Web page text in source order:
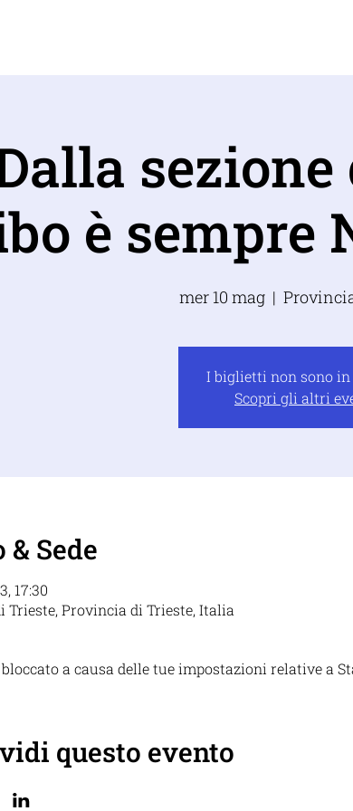
è sempre
mer 10 mag
  |
I biglietti non sono
Scopri gli altri
Sede
17:30
Trieste, Provincia di Trieste, Italia
bloccato a causa delle tue impostazioni relative a
questo evento